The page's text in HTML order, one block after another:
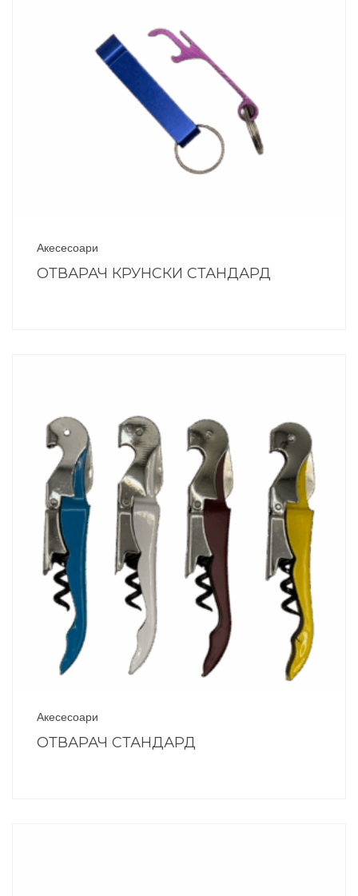
Акесесоари
ОТВАРАЧ КРУНСКИ СТАНДАРД
Акесесоари
ОТВАРАЧ СТАНДАРД